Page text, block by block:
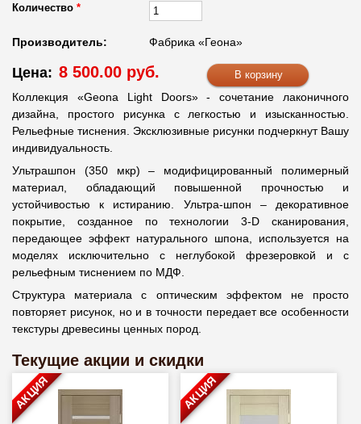
Количество *
Производитель: Фабрика «Геона»
Цена: 8 500.00 руб.
Коллекция «Geona Light Doors» - сочетание лаконичного
дизайна, простого рисунка с легкостью и изысканностью.
Рельефные тиснения. Эксклюзивные рисунки подчеркнут Вашу
индивидуальность.
Ультрашпон (350 мкр) – модифицированный полимерный
материал, обладающий повышенной прочностью и
устойчивостью к истиранию. Ультра-шпон – декоративное
покрытие, созданное по технологии 3-D сканирования,
передающее эффект натурального шпона, используется на
моделях исключительно с неглубокой фрезеровкой и с
рельефным тиснением по МДФ.
Структура материала с оптическим эффектом не просто
повторяет рисунок, но и в точности передает все особенности
текстуры древесины ценных пород.
Текущие акции и скидки
АКЦИЯ АКЦИЯ